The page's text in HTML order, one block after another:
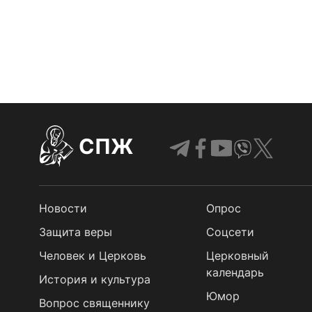
СПЖ
Новости
Защита веры
Человек и Церковь
История и культура
Вопрос священнику
Опрос
Cоцсети
Церковный
календарь
Юмор